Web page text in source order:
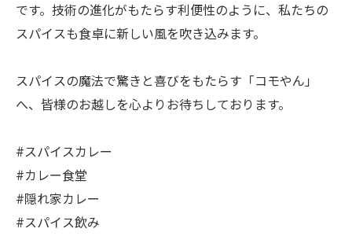
です。技術の進化がもたらす利便性のように、私たちの
スパイスも食卓に新しい風を吹き込みます。
スパイスの魔法で驚きと喜びをもたらす「コモやん」
へ、皆様のお越しを心よりお待ちしております。
#スパイスカレー
#カレー食堂
#隠れ家カレー
#スパイス飲み